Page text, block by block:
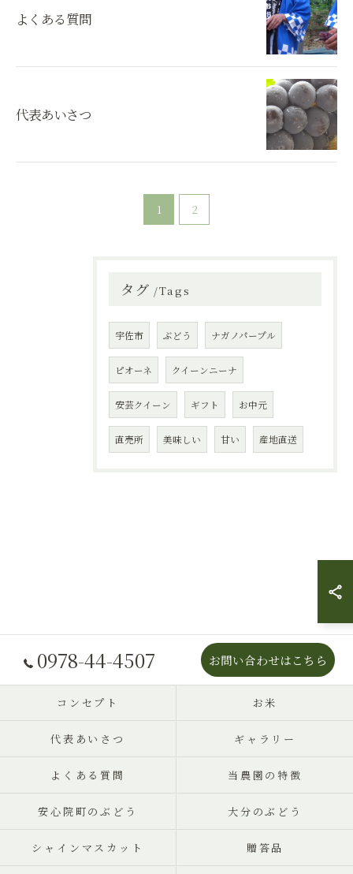
よくある質問
代表あいさつ
1 2
タグ Tags
宇佐市 ぶどう ナガノパープル
ピオーネ クイーンニーナ
安芸クイーン ギフト お中元
直売所 美味しい 甘い 産地直送
0978-44-4507 お問い合わせはこちら
コンセプト お米
代表あいさつ ギャラリー
よくある質問 当農園の特徴
安心院町のぶどう 大分のぶどう
シャインマスカット 贈答品